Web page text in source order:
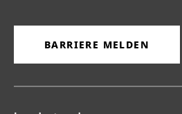
BARRIERE MELDEN